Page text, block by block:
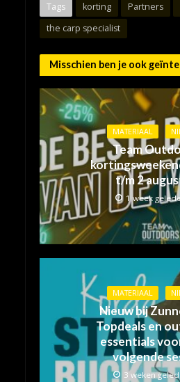
Tags korting Partners
the carp specialist
Misschien ben je ook
MATERIAAL
Team
t/m 2
1 week
MATERIAAL
Nieuw bij
Topdeals en
essentials
volgende
3 weken